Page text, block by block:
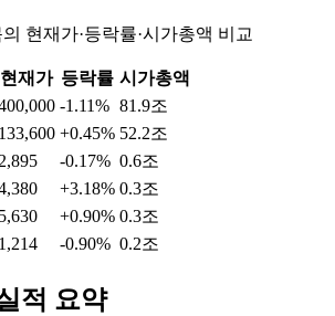
현재가·등락률·시가총액 비교
현재가 등락률 시가총액
-1.11% 81.9조
133,600 +0.45% 52.2조
2,895 -0.17% 0.6조
+3.18% 0.3조
5,630 +0.90% 0.3조
1,214 -0.90% 0.2조
적 요약